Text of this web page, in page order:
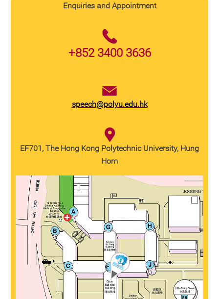
Enquiries and Appointment
+852 3400 3636
speech@polyu.edu.hk
EF701, The Hong Kong Polytechnic University, Hung
Hom